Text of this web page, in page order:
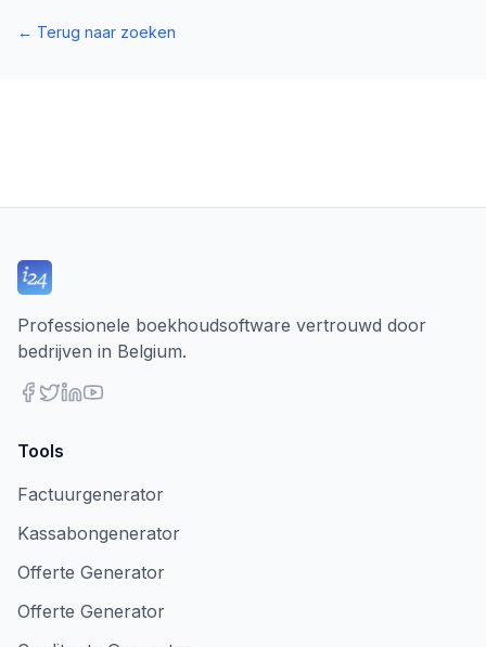
← Terug naar zoeken
Professionele boekhoudsoftware vertrouwd door
bedrijven in Belgium.
Tools
Factuurgenerator
Kassabongenerator
Offerte Generator
Offerte Generator